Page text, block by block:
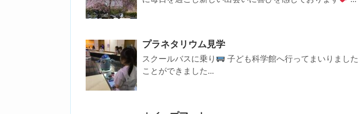
プラネタリウム見学
スクールバスに乗り 子ども科学館へ行ってまいりました
ことができました...